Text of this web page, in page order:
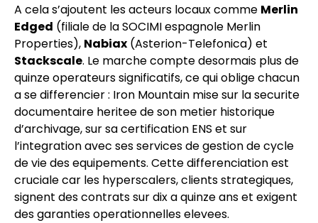
A cela s’ajoutent les acteurs locaux comme Merlin
Edged (filiale de la SOCIMI espagnole Merlin
Properties), Nabiax (Asterion-Telefonica) et
Stackscale. Le marche compte desormais plus de
quinze operateurs significatifs, ce qui oblige chacun
a se differencier : Iron Mountain mise sur la securite
documentaire heritee de son metier historique
d’archivage, sur sa certification ENS et sur
l’integration avec ses services de gestion de cycle
de vie des equipements. Cette differenciation est
cruciale car les hyperscalers, clients strategiques,
signent des contrats sur dix a quinze ans et exigent
des garanties operationnelles elevees.